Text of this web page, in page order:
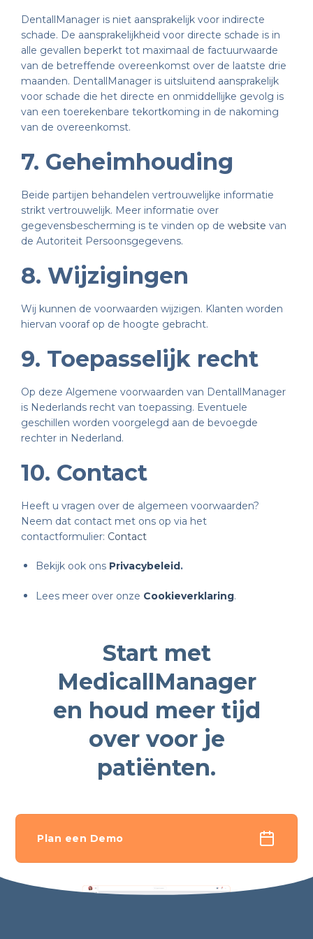
DentallManager is niet aansprakelijk voor indirecte
schade. De aansprakelijkheid voor directe schade is in
alle gevallen beperkt tot maximaal de factuurwaarde
van de betreffende overeenkomst over de laatste drie
maanden. DentallManager is uitsluitend aansprakelijk
voor schade die het directe en onmiddellijke gevolg is
van een toerekenbare tekortkoming in de nakoming
van de overeenkomst.
7. Geheimhouding
Beide partijen behandelen vertrouwelijke informatie
strikt vertrouwelijk. Meer informatie over
gegevensbescherming is te vinden op de website van
de Autoriteit Persoonsgegevens.
8. Wijzigingen
Wij kunnen de voorwaarden wijzigen. Klanten worden
hiervan vooraf op de hoogte gebracht.
9. Toepasselijk recht
Op deze Algemene voorwaarden van DentallManager
is Nederlands recht van toepassing. Eventuele
geschillen worden voorgelegd aan de bevoegde
rechter in Nederland.
10. Contact
Heeft u vragen over de algemeen voorwaarden?
Neem dat contact met ons op via het
contactformulier: Contact
Bekijk ook ons Privacybeleid .
Lees meer over onze Cookieverklaring.
Start met
MedicallManager
en houd meer tijd
over voor je
patiënten.
Plan een Demo